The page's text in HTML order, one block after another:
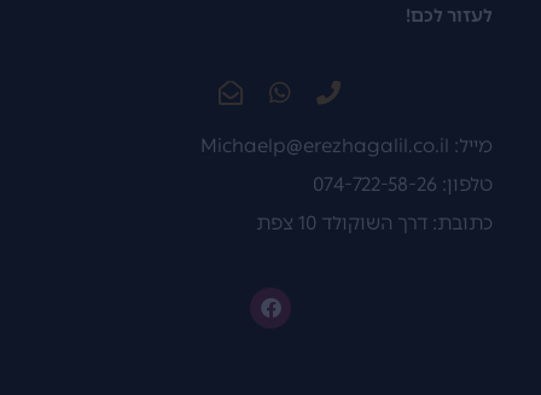
לעזור לכם!
מייל: Michaelp@erezhagalil.co.il
טלפון: 074-722-58-26
כתובת: דרך השוקולד 10 צפת